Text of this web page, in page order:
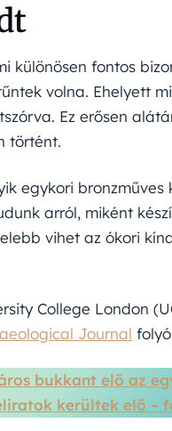
különösen fontos
volna. Ehelyett
Ez erősen
történt.
egykori
arról, miként
vihet az ókori
College London
Journal
bukkant elő az
kerültek elő –